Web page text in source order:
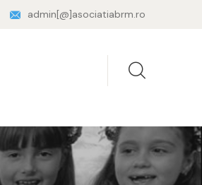
admin[@]asociatiabrm.ro